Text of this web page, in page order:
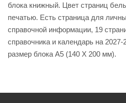
блока книжный. Цвет страниц
печатью. Есть страница для
справочной информации, 19
справочника и календарь на
размер блока А5 (140 Х 200 мм).